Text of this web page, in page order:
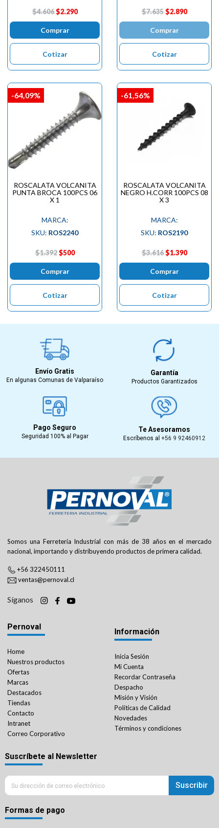
$4.606 $2.290
Comprar
Cotizar
$7.635 $2.890
Comprar
Cotizar
ROSCALATA VOLCANITA
PUNTA BROCA 100PCS 06
X 1
MARCA:
SKU: ROS2240
$1.392 $500
Comprar
Cotizar
-64,09%
ROSCALATA VOLCANITA
NEGRO H.CORR 100PCS 08
X 3
MARCA:
SKU: ROS2190
$3.616 $1.390
Comprar
Cotizar
-61,56%
Envío Gratis
En algunas Comunas de Valparaíso
Garantía
Productos Garantizados
Pago Seguro
Seguridad 100% al Pagar
Te Asesoramos
Escríbenos al +56 9 92460912
Somos una Ferretería Industrial con más de 38 años en el mercado
nacional, importando y distribuyendo productos de primera calidad.
+56 322450111
ventas@pernoval.cl
Síganos
Pernoval
Home
Nuestros productos
Ofertas
Marcas
Destacados
Tiendas
Contacto
Intranet
Correo Corporativo
Información
Inicia Sesión
Mi Cuenta
Recordar Contraseña
Despacho
Misión y Visión
Políticas de Calidad
Novedades
Términos y condiciones
Suscríbete al Newsletter
Suscribir
Formas de pago